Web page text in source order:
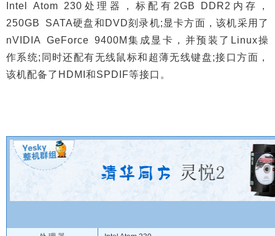
Intel Atom 230处理器，标配有2GB DDR2内存，
250GB SATA硬盘和DVD刻录机;显卡方面，该机采用了
nVIDIA GeForce 9400M集成显卡，并预装了Linux操
作系统;同时还配有无线鼠标和超薄无线键盘;接口方面，
该机配备了HDMI和SPDIF等接口。